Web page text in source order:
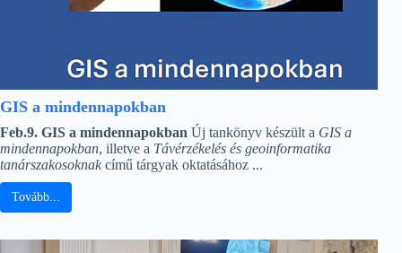
GIS a mindennapokban
Feb.9. GIS a mindennapokban Új tankönyv készült a GIS a
mindennapokban, illetve a Távérzékelés és geoinformatika
tanárszakosoknak című tárgyak oktatásához ...
Tovább...